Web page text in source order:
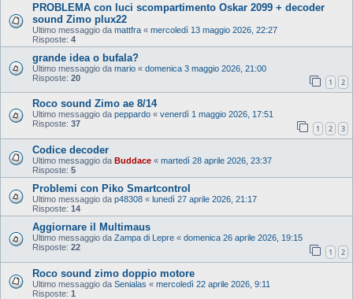
PROBLEMA con luci scompartimento Oskar 2099 + decoder
sound Zimo plux22
Ultimo messaggio da mattfra « mercoledì 13 maggio 2026, 22:27
Risposte: 4
grande idea o bufala?
Ultimo messaggio da mario « domenica 3 maggio 2026, 21:00
Risposte: 20 1 2
Roco sound Zimo ae 8/14
Ultimo messaggio da peppardo « venerdì 1 maggio 2026, 17:51
Risposte: 37 1 2 3
Codice decoder
Ultimo messaggio da Buddace « martedì 28 aprile 2026, 23:37
Risposte: 5
Problemi con Piko Smartcontrol
Ultimo messaggio da p48308 « lunedì 27 aprile 2026, 21:17
Risposte: 14
Aggiornare il Multimaus
Ultimo messaggio da Zampa di Lepre « domenica 26 aprile 2026, 19:15
Risposte: 22 1 2
Roco sound zimo doppio motore
Ultimo messaggio da Senialas « mercoledì 22 aprile 2026, 9:11
Risposte: 1